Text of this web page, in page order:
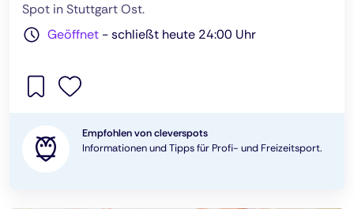
Spot in Stuttgart Ost.
Geöffnet -schließt heute 24:00 Uhr
Empfohlen von cleverspots
Informationen und Tipps für Profi- und Freizeitsport.